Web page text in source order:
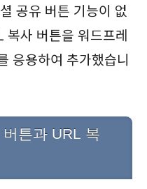
공유 버튼 기능이 없
복사 버튼을 워드프레
응용하여 추가했습니
튼과 URL 복